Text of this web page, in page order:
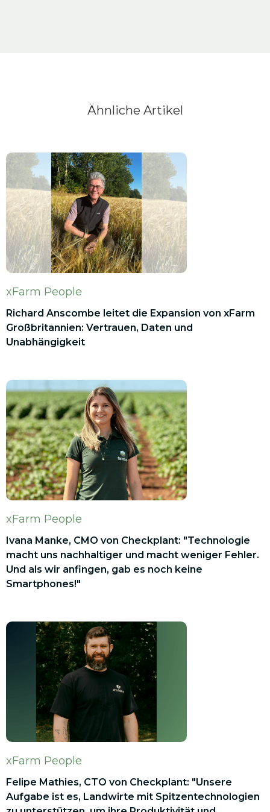
Ähnliche Artikel
xFarm People
Richard Anscombe leitet die Expansion von xFarm
Großbritannien: Vertrauen, Daten und
Unabhängigkeit
xFarm People
Ivana Manke, CMO von Checkplant: "Technologie
macht uns nachhaltiger und macht weniger Fehler.
Und als wir anfingen, gab es noch keine
Smartphones!"
xFarm People
Felipe Mathies, CTO von Checkplant: "Unsere
Aufgabe ist es, Landwirte mit Spitzentechnologien